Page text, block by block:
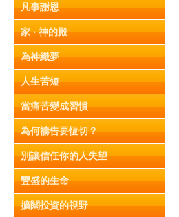
凡事謝恩
家 ‧ 神的殿
為神織夢
人生苦短
當痛苦變成習慣
為何禱告要恆切？
別讓信任你的人失望
豐盛的生命
擴闊投資的視野